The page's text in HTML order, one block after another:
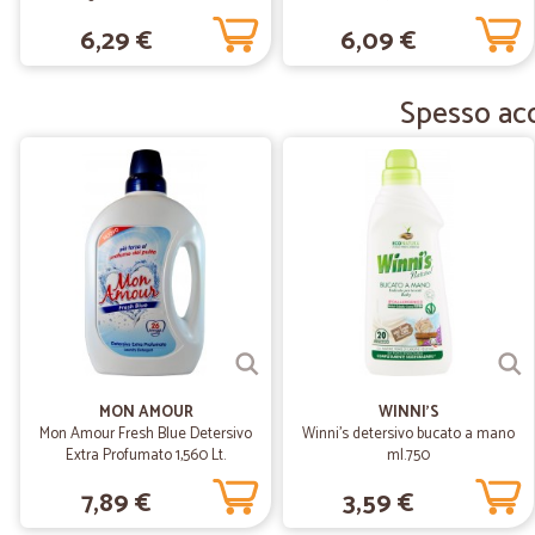
6,29 € 6,09 €
Spesso
MON AMOUR
Mon Amour Fresh Blue Detersivo
Extra Profumato 1,560 Lt.
7,89 €
WINNI'S
Winni's detersivo bucato a mano
ml.750
3,59 €